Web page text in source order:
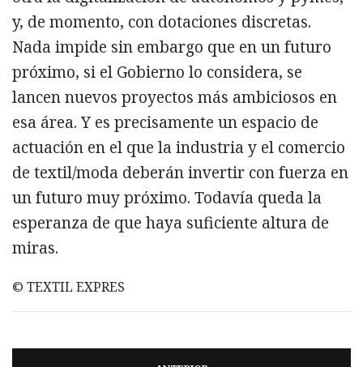
y, de momento, con dotaciones discretas.
Nada impide sin embargo que en un futuro
próximo, si el Gobierno lo considera, se
lancen nuevos proyectos más ambiciosos en
esa área. Y es precisamente un espacio de
actuación en el que la industria y el comercio
de textil/moda deberán invertir con fuerza en
un futuro muy próximo. Todavía queda la
esperanza de que haya suficiente altura de
miras.
© TEXTIL EXPRES